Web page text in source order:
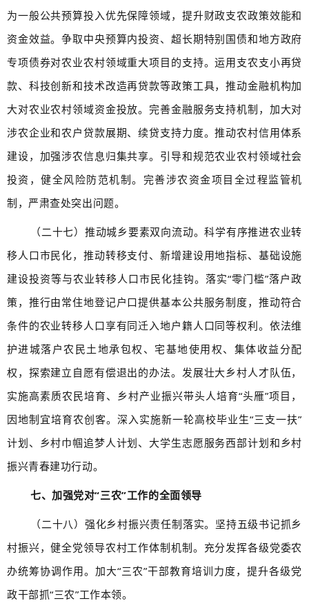
为一般公共预算投入优先保障领域，提升财政支农政策效能和
资金效益。争取中央预算内投资、超长期特别国债和地方政府
专项债券对农业农村领域重大项目的支持。运用支农支小再贷
款、科技创新和技术改造再贷款等政策工具，推动金融机构加
大对农业农村领域资金投放。完善金融服务支持机制，加大对
涉农企业和农户贷款展期、续贷支持力度。推动农村信用体系
建设，加强涉农信息归集共享。引导和规范农业农村领域社会
投资，健全风险防范机制。完善涉农资金项目全过程监管机
制，严肃查处突出问题。
（二十七）推动城乡要素双向流动。科学有序推进农业转
移人口市民化，推动转移支付、新增建设用地指标、基础设施
建设投资等与农业转移人口市民化挂钩。落实“零门槛”落户政
策，推行由常住地登记户口提供基本公共服务制度，推动符合
条件的农业转移人口享有同迁入地户籍人口同等权利。依法维
护进城落户农民土地承包权、宅基地使用权、集体收益分配
权，探索建立自愿有偿退出的办法。发展壮大乡村人才队伍，
实施高素质农民培育、乡村产业振兴带头人培育“头雁”项目，
因地制宜培育农创客。深入实施新一轮高校毕业生“三支一扶”
计划、乡村巾帼追梦人计划、大学生志愿服务西部计划和乡村
振兴青春建功行动。
七、加强党对“三农”工作的全面领导
（二十八）强化乡村振兴责任制落实。坚持五级书记抓乡
村振兴，健全党领导农村工作体制机制。充分发挥各级党委农
办统筹协调作用。加大“三农”干部教育培训力度，提升各级党
政干部抓“三农”工作本领。